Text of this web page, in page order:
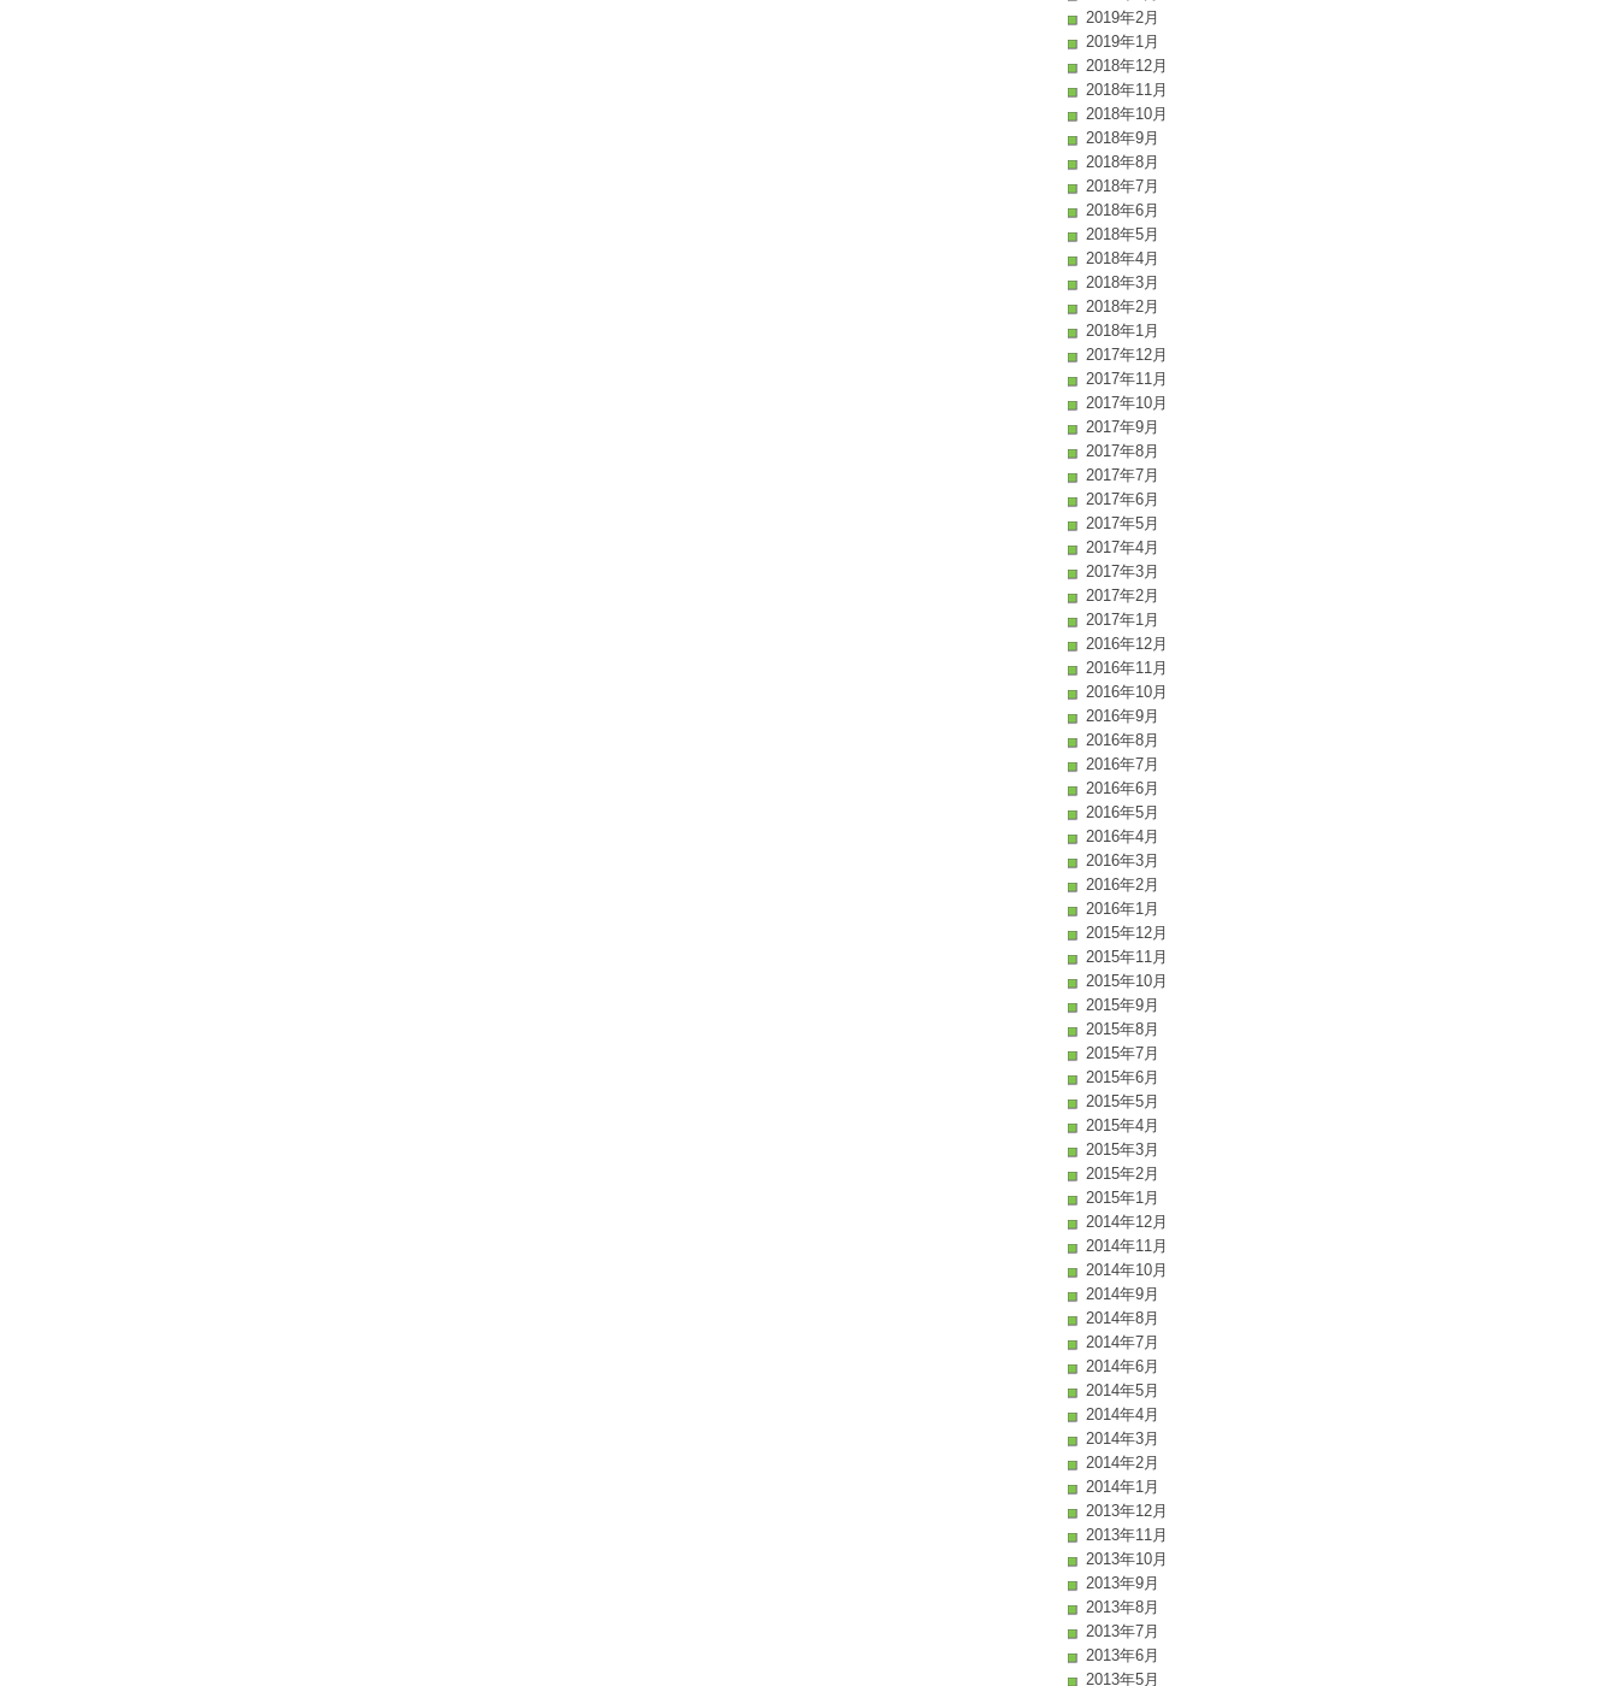
2019年2月
2019年1月
2018年12月
2018年11月
2018年10月
2018年9月
2018年8月
2018年7月
2018年6月
2018年5月
2018年4月
2018年3月
2018年2月
2018年1月
2017年12月
2017年11月
2017年10月
2017年9月
2017年8月
2017年7月
2017年6月
2017年5月
2017年4月
2017年3月
2017年2月
2017年1月
2016年12月
2016年11月
2016年10月
2016年9月
2016年8月
2016年7月
2016年6月
2016年5月
2016年4月
2016年3月
2016年2月
2016年1月
2015年12月
2015年11月
2015年10月
2015年9月
2015年8月
2015年7月
2015年6月
2015年5月
2015年4月
2015年3月
2015年2月
2015年1月
2014年12月
2014年11月
2014年10月
2014年9月
2014年8月
2014年7月
2014年6月
2014年5月
2014年4月
2014年3月
2014年2月
2014年1月
2013年12月
2013年11月
2013年10月
2013年9月
2013年8月
2013年7月
2013年6月
2013年5月